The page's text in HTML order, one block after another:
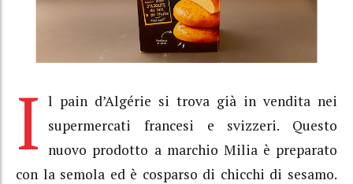
I l pain d’Algérie si trova già in vendita nei
supermercati francesi e svizzeri. Questo
nuovo prodotto a marchio Milia è preparato
con la semola ed è cosparso di chicchi di sesamo.